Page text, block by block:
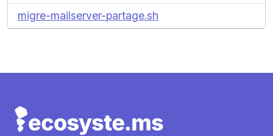
migre-mailserver-partage.sh